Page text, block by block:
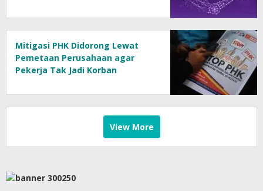
Mitigasi PHK Didorong Lewat
Pemetaan Perusahaan agar
Pekerja Tak Jadi Korban
View More